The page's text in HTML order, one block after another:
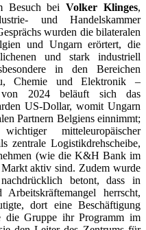
Besuch beiVolker Klinges,
und Handelskammer
wurden die bilateralen
und Ungarn erörtert, die
und stark industriell
in den Bereichen
Chemie und Elektronik –
2024 beläuft sich das
US-Dollar, womit Ungarn
Partnern Belgiens einnimmt;
mitteleuropäischer
zentrale Logistikdrehscheibe,
(wie die K&H Bank im
aktiv sind. Zudem wurde
betont, dass in
herrscht,
dort eine Beschäftigung
die Gruppe ihr Programm im